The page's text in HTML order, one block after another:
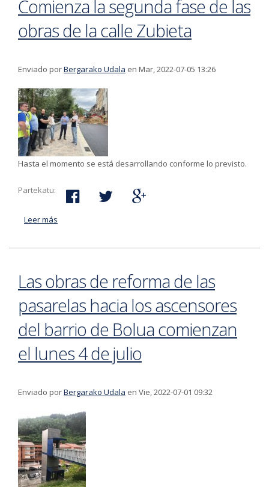
Comienza la segunda fase de las
obras de la calle Zubieta
Enviado porBergarako Udala en Mar, 2022-07-05 13:26
Hasta el momento se está desarrollando conforme lo previsto.
Partekatu:
Leer más
Las obras de reforma de las
pasarelas hacia los ascensores
del barrio de Bolua comienzan
el lunes 4 de julio
Enviado porBergarako Udala en Vie, 2022-07-01 09:32